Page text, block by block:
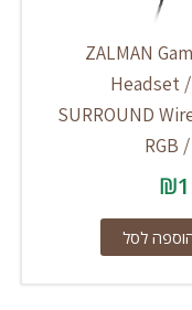
ZALMAN
Headset /
SURROUND
RGB
₪
לסל